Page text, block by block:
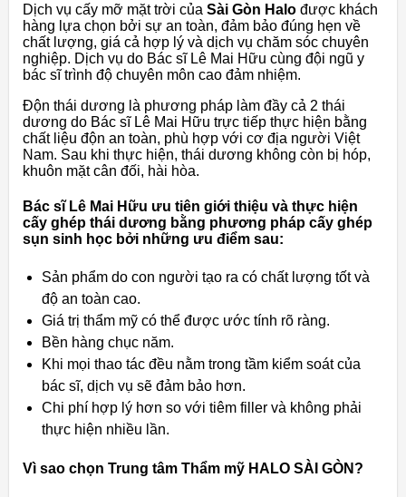
Dịch vụ cấy mỡ mặt trời của Sài Gòn Halo được khách
hàng lựa chọn bởi sự an toàn, đảm bảo đúng hẹn về
chất lượng, giá cả hợp lý và dịch vụ chăm sóc chuyên
nghiệp. Dịch vụ do Bác sĩ Lê Mai Hữu cùng đội ngũ y
bác sĩ trình độ chuyên môn cao đảm nhiệm.
Độn thái dương là phương pháp làm đầy cả 2 thái
dương do Bác sĩ Lê Mai Hữu trực tiếp thực hiện bằng
chất liệu độn an toàn, phù hợp với cơ địa người Việt
Nam. Sau khi thực hiện, thái dương không còn bị hóp,
khuôn mặt cân đối, hài hòa.
Bác sĩ Lê Mai Hữu ưu tiên giới thiệu và thực hiện
cấy ghép thái dương bằng phương pháp cấy ghép
sụn sinh học bởi những ưu điểm sau:
Sản phẩm do con người tạo ra có chất lượng tốt và
độ an toàn cao.
Giá trị thẩm mỹ có thể được ước tính rõ ràng.
Bền hàng chục năm.
Khi mọi thao tác đều nằm trong tầm kiểm soát của
bác sĩ, dịch vụ sẽ đảm bảo hơn.
Chi phí hợp lý hơn so với tiêm filler và không phải
thực hiện nhiều lần.
Vì sao chọn Trung tâm Thẩm mỹ HALO SÀI GÒN?